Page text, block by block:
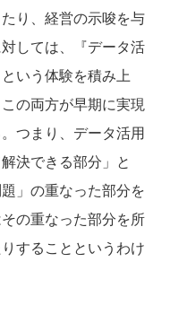
り、経営の示唆を与
しては、『データ活
いう体験を積み上
の両方が早期に実現
つまり、データ活用
決できる部分」と
」の重なった部分を
の重なった部分を所
することというわけ